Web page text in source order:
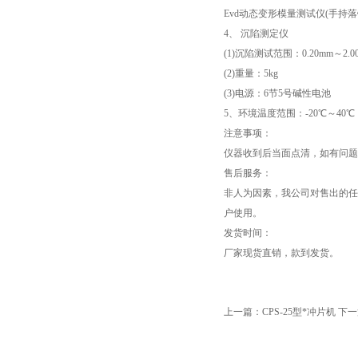
Evd动态变形模量测试仪(手持
4、 沉陷测定仪
(1)沉陷测试范围：0.20mm～
(2)重量：5kg
(3)电源：6节5号碱性电池
5、环境温度范围：-20℃～40℃
注意事项：
仪器收到后当面点清，如有问
售后服务：
非人为因素，我公司对售出的
户使用。
发货时间：
厂家现货直销，款到发货。
上一篇： CPS-25型*冲片机 下